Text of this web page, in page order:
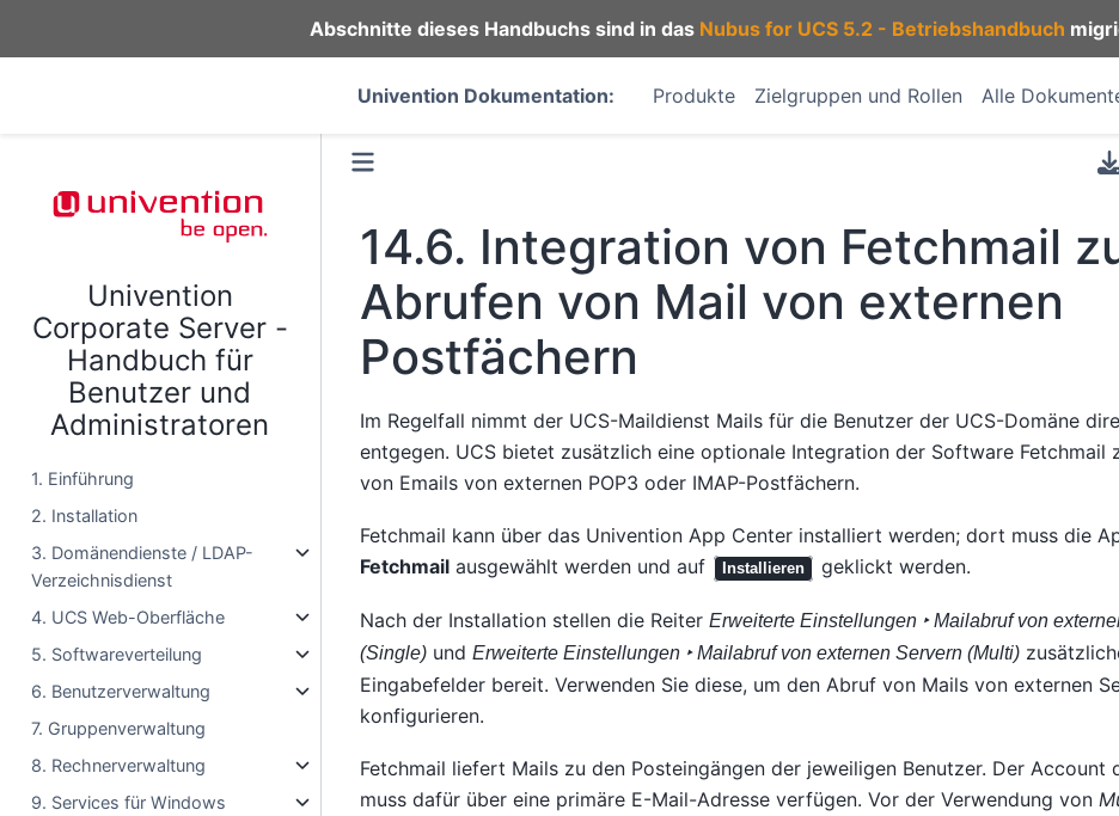
Abschnitte dieses Handbuchs sind in das Nubus for UCS 5.2 - Betriebshandbuch
Univention Dokumentation: Produkte Zielgruppen und Rollen Alle
Univention
Corporate Server -
Handbuch für
Benutzer und
Administratoren
1. Einführung
2. Installation
3. Domänendienste / LDAP-
Verzeichnisdienst
4. UCS Web-Oberfläche
5. Softwareverteilung
6. Benutzerverwaltung
7. Gruppenverwaltung
8. Rechnerverwaltung
9. Services für Windows
14.6. Integration von Fetchmail
Abrufen von Mail von externen
Postfächern
Im Regelfall nimmt der UCS-Maildienst Mails für die Benutzer der UCS-Domäne
entgegen. UCS bietet zusätzlich eine optionale Integration der Software Fetchmail
von Emails von externen POP3 oder IMAP-Postfächern.
Fetchmail kann über das Univention App Center installiert werden; dort muss die
Fetchmailausgewählt werden und auf Installieren geklickt werden.
Nach der Installation stellen die Reiter Erweiterte Einstellungen ‣ Mailabruf von
(Single)und Erweiterte Einstellungen ‣ Mailabruf von externen Servern (Multi)
Eingabefelder bereit. Verwenden Sie diese, um den Abruf von Mails von externen
konfigurieren.
Fetchmail liefert Mails zu den Posteingängen der jeweiligen Benutzer. Der Account
muss dafür über eine primäre E-Mail-Adresse verfügen. Vor der Verwendung von